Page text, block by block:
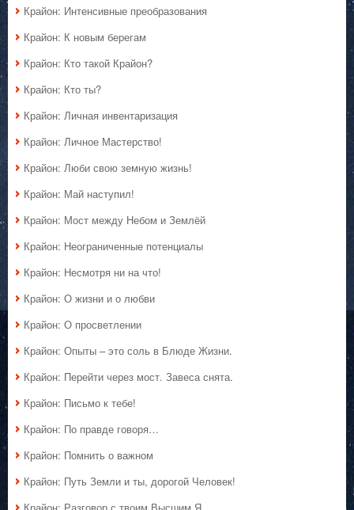
Крайон: Интенсивные преобразования
Крайон: К новым берегам
Крайон: Кто такой Крайон?
Крайон: Кто ты?
Крайон: Личная инвентаризация
Крайон: Личное Мастерство!
Крайон: Люби свою земную жизнь!
Крайон: Май наступил!
Крайон: Мост между Небом и Землёй
Крайон: Неограниченные потенциалы
Крайон: Несмотря ни на что!
Крайон: О жизни и о любви
Крайон: О просветлении
Крайон: Опыты – это соль в Блюде Жизни.
Крайон: Перейти через мост. Завеса снята.
Крайон: Письмо к тебе!
Крайон: По правде говоря…
Крайон: Помнить о важном
Крайон: Путь Земли и ты, дорогой Человек!